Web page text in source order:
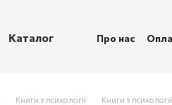
Каталог Про нас
Книги з психології Книги з